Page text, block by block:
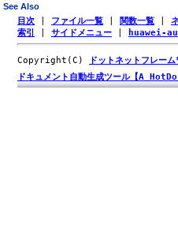
See Also
目次 ファイル一覧 関数一覧
索引
サイドメニュー huawei-
Copyright(C) ドットネットフレー
ドキュメント自動生成ツール【A